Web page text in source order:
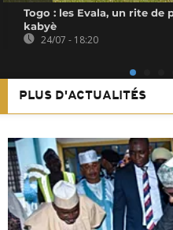
Togo : les Evala, un rite
kabyè
24/07 - 18:20
PLUS D'ACTUALITÉS